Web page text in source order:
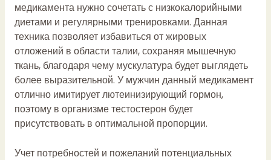
медикамента нужно сочетать с низкокалорийными
диетами и регулярными тренировками. Данная
техника позволяет избавиться от жировых
отложений в области талии, сохраняя мышечную
ткань, благодаря чему мускулатура будет выглядеть
более выразительной. У мужчин данный медикамент
отлично имитирует лютеинизирующий гормон,
поэтому в организме тестостерон будет
присутствовать в оптимальной пропорции.
Учет потребностей и пожеланий потенциальных